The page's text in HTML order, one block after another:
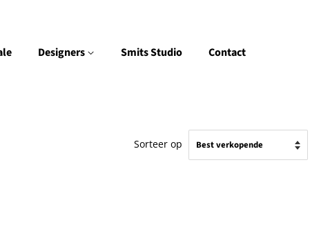
Designers Smits Studio Contact
Sorteer op